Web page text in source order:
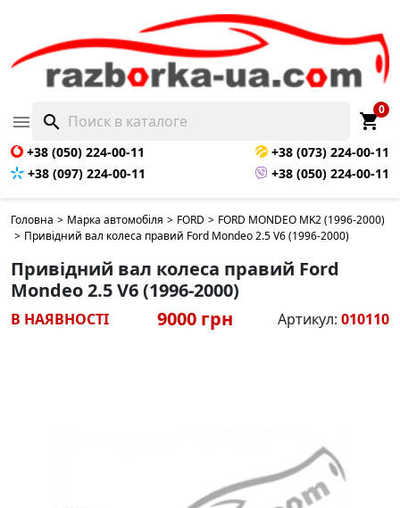
 search shopping_cart
0
+38 (050) 224-00-11
+38 (073) 224-00-11
+38 (097) 224-00-11
+38 (050) 224-00-11
Головна > Марка автомобіля > FORD > FORD MONDEO MK2 (1996-2000)
> Привідний вал колеса правий Ford Mondeo 2.5 V6 (1996-2000)
Привідний вал колеса правий Ford
Mondeo 2.5 V6 (1996-2000)
В НАЯВНОСТІ 9000 грн Артикул: 010110